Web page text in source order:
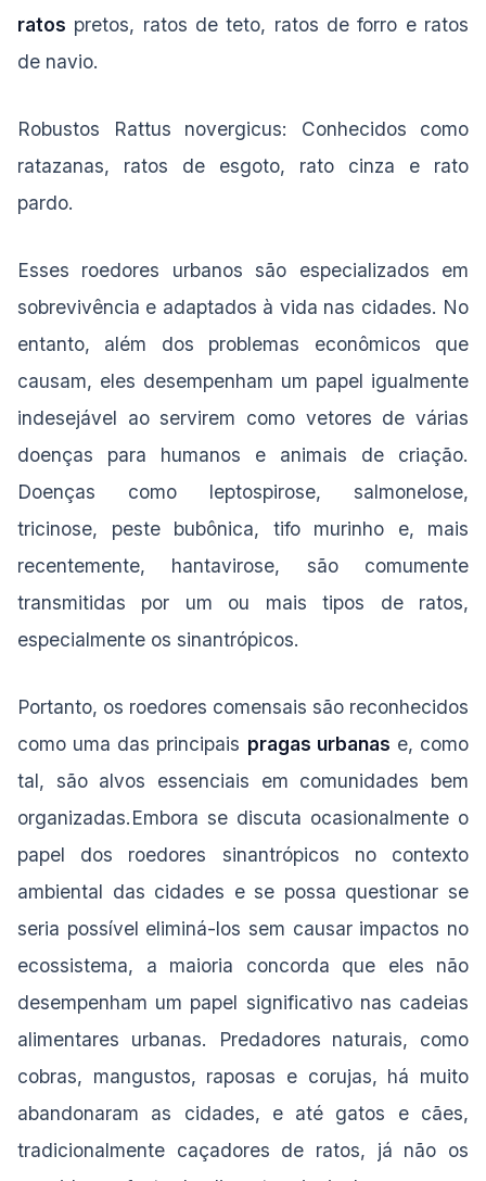
ratos pretos, ratos de teto, ratos de forro e ratos
de navio.
Robustos Rattus novergicus: Conhecidos como
ratazanas, ratos de esgoto, rato cinza e rato
pardo.
Esses roedores urbanos são especializados em
sobrevivência e adaptados à vida nas cidades. No
entanto, além dos problemas econômicos que
causam, eles desempenham um papel igualmente
indesejável ao servirem como vetores de várias
doenças para humanos e animais de criação.
Doenças como leptospirose, salmonelose,
tricinose, peste bubônica, tifo murinho e, mais
recentemente, hantavirose, são comumente
transmitidas por um ou mais tipos de ratos,
especialmente os sinantrópicos.
Portanto, os roedores comensais são reconhecidos
como uma das principais pragas urbanas e, como
tal, são alvos essenciais em comunidades bem
organizadas.Embora se discuta ocasionalmente o
papel dos roedores sinantrópicos no contexto
ambiental das cidades e se possa questionar se
seria possível eliminá-los sem causar impactos no
ecossistema, a maioria concorda que eles não
desempenham um papel significativo nas cadeias
alimentares urbanas. Predadores naturais, como
cobras, mangustos, raposas e corujas, há muito
abandonaram as cidades, e até gatos e cães,
tradicionalmente caçadores de ratos, já não os